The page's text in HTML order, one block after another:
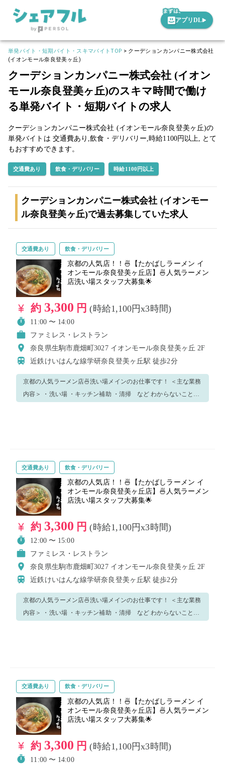
アプリDL
単発バイト・短期バイト・スキマバイトTOP > クーデションカンパニー株式会社
(イオンモール奈良登美ヶ丘)
クーデションカンパニー株式会社 (イオン
モール奈良登美ヶ丘)のスキマ時間で働け
る単発バイト・短期バイトの求人
クーデションカンパニー株式会社 (イオンモール奈良登美ヶ丘)の
単発バイトは 交通費あり,飲食・デリバリー,時給1100円以上, とて
もおすすめできます。
交通費あり 飲食・デリバリー 時給1100円以上
クーデションカンパニー株式会社 (イオンモー
ル奈良登美ヶ丘)で過去募集していた求人
交通費あり 飲食・デリバリー
京都の人気店！！🍜【たかばしラーメン イ
オンモール奈良登美ヶ丘店】🍜人気ラーメン
店洗い場スタッフ大募集🌟
約 3,300 円(時給1,100円x3時間)
11:00 〜 14:00
ファミレス・レストラン
奈良県生駒市鹿畑町3027 イオンモール奈良登美ヶ丘 2F
近鉄けいはんな線学研奈良登美ヶ丘駅徒歩2分
京都の人気ラーメン店🍜洗い場メインのお仕事です！ ＜主な業務
内容＞ ・洗い場 ・キッチン補助 ・清掃 など わからないことが
理を扱うため清潔感のある服装・格好ができる方！ ※制服が通常
のS〜L以外になる方のみ事前にご連絡くださいませ！
交通費あり 飲食・デリバリー
京都の人気店！！🍜【たかばしラーメン イ
オンモール奈良登美ヶ丘店】🍜人気ラーメン
店洗い場スタッフ大募集🌟
約 3,300 円(時給1,100円x3時間)
12:00 〜 15:00
ファミレス・レストラン
奈良県生駒市鹿畑町3027 イオンモール奈良登美ヶ丘 2F
近鉄けいはんな線学研奈良登美ヶ丘駅徒歩2分
京都の人気ラーメン店🍜洗い場メインのお仕事です！ ＜主な業務
内容＞ ・洗い場 ・キッチン補助 ・清掃 など わからないことが
理を扱うため清潔感のある服装・格好ができる方！ ※制服が通常
のS〜L以外になる方のみ事前にご連絡くださいませ！
交通費あり 飲食・デリバリー
京都の人気店！！🍜【たかばしラーメン イ
オンモール奈良登美ヶ丘店】🍜人気ラーメン
店洗い場スタッフ大募集🌟
約 3,300 円(時給1,100円x3時間)
11:00 〜 14:00